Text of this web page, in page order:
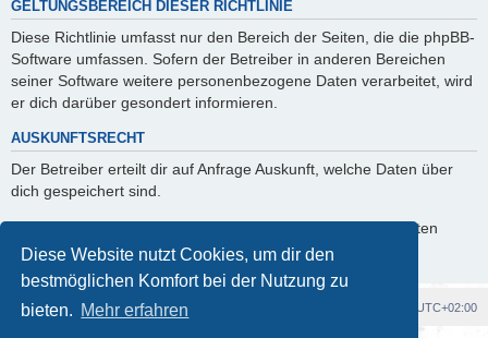
Diese Website nutzt Cookies, um dir den
bestmöglichen Komfort bei der Nutzung zu
bieten. Mehr erfahren
GELTUNGSBEREICH DIESER RICHTLINIE
Diese Richtlinie umfasst nur den Bereich der Seiten, die die phpBB-
Software umfassen. Sofern der Betreiber in anderen Bereichen
seiner Software weitere personenbezogene Daten verarbeitet, wird
er dich darüber gesondert informieren.
AUSKUNFTSRECHT
Der Betreiber erteilt dir auf Anfrage Auskunft, welche Daten über
dich gespeichert sind.
Du kannst jederzeit die Löschung bzw. Sperrung deiner Daten
verlangen. Kontaktiere hierzu bitte den Betreiber.
Foren-Übersicht UTC+02:00